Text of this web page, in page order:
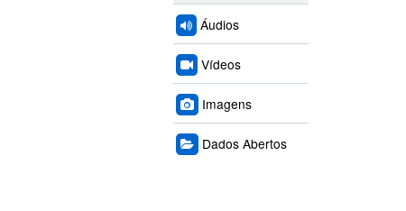
Áudios
Vídeos
Imagens
Dados Abertos